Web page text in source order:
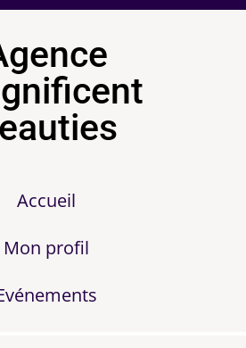
Accueil
Mon profil